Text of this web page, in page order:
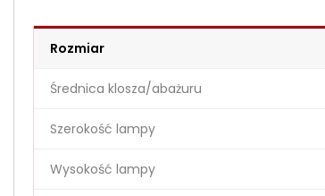
Rozmiar
Średnica klosza/abażuru
Szerokość lampy
Wysokość lampy